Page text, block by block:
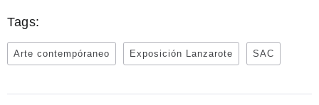
Tags:
Arte contempóraneo Exposición Lanzarote SAC